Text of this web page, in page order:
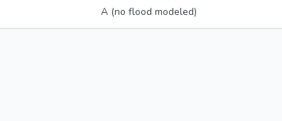
A (no flood modeled)